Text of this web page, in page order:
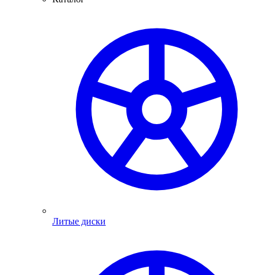
Литые диски